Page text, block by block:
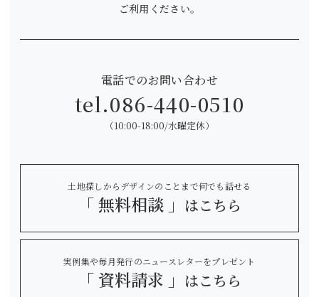
ご利用ください。
電話でのお問い合わせ
tel.086-440-0510
（10:00-18:00/水曜定休）
土地探しからデザインのことまで何でも話せる
「 無料相談 」 はこちら
実例集や毎月発行のニュースレターをプレゼント
「 資料請求 」 はこちら